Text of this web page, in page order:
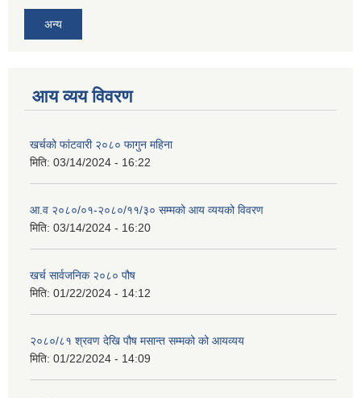
अन्य
आय व्यय विवरण
खर्चको फांटवारी २०८० फागुन महिना
मिति: 03/14/2024 - 16:22
आ.व २०८०/०१-२०८०/११/३० सम्मको आय व्ययको विवरण
मिति: 03/14/2024 - 16:20
खर्च सार्वजनिक २०८० पौष
मिति: 01/22/2024 - 14:12
२०८०/८१ श्रवण देखि पौष मसान्त सम्मको को आयव्यय
मिति: 01/22/2024 - 14:09